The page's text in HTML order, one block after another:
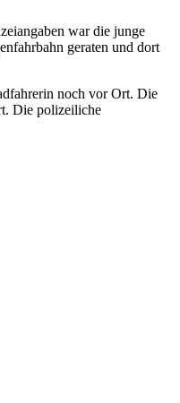
war die junge
geraten und dort
noch vor Ort. Die
Die polizeiliche